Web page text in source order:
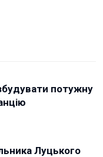
потужну
Луцького